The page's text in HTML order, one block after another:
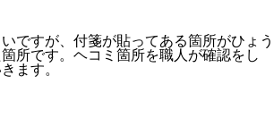
ですが、付箋が貼ってある箇所がひょう
所です。ヘコミ箇所を職人が確認をし
ます。